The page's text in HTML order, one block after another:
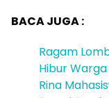
BACA JUGA :
Ragam
Hibur
Rina